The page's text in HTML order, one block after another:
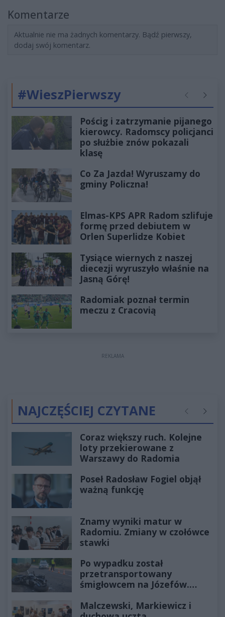
Komentarze
Aktualnie nie ma żadnych komentarzy. Bądź pierwszy,
dodaj swój komentarz.
#WieszPierwszy Poprzednie
Pościg i zatrzymanie pijanego
kierowcy. Radomscy policjanci
po służbie znów pokazali
klasę
Co Za Jazda! Wyruszamy do
gminy Policzna!
Elmas-KPS APR Radom szlifuje
formę przed debiutem w
Orlen Superlidze Kobiet
Tysiące wiernych z naszej
diecezji wyruszyło właśnie na
Jasną Górę!
Radomiak poznał termin
meczu z Cracovią
REKLAMA
NAJCZĘŚCIEJ CZYTANE Poprzednie
Coraz większy ruch. Kolejne
loty przekierowane z
Warszawy do Radomia
Poseł Radosław Fogiel objął
ważną funkcję
Znamy wyniki matur w
Radomiu. Zmiany w czołówce
stawki
Po wypadku został
przetransportowany
śmigłowcem na Józefów.
Malczewski, Markiewicz i